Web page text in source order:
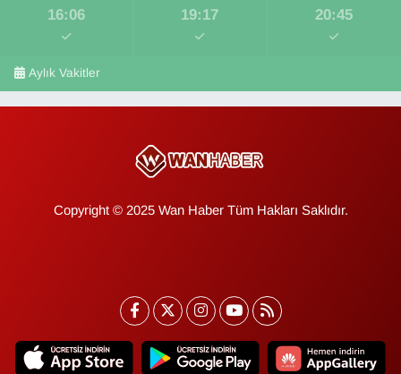
16:06 19:17 20:45
Aylık Vakitler
Copyright © 2025 Wan Haber Tüm Hakları Saklıdır.